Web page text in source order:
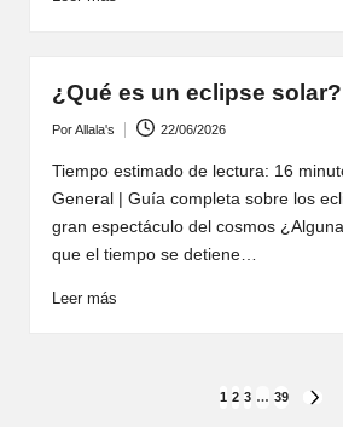
¿Qué es un eclipse solar?
por
PorAllala's 22/06/2026
Tiempo estimado de lectura: 16
General | Guía completa sobre los
gran espectáculo del cosmos
que el tiempo se detiene…
Leer más
1 2 3 … 39